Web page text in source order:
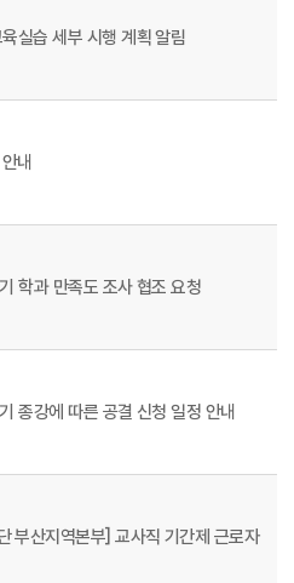
실습 세부 시행 계획 알림
내
학과 만족도 조사 협조 요청
종강에 따른 공결 신청 일정 안내
부산지역본부] 교사직 기간제 근로자